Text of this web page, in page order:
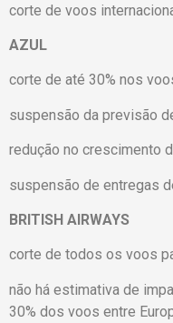
corte de voos
AZUL
corte de até 30% nos
suspensão da previsão
redução no crescimento
suspensão de entregas
BRITISH AIRWAYS
corte de todos os voos
não há estimativa de
30% dos voos entre